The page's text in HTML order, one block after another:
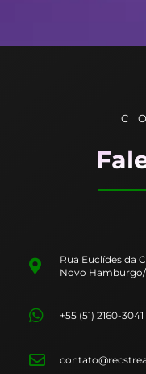
Rua Euclídes da
Novo Hamburgo/
+55 (51) 2160-3041